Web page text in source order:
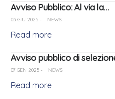
Avviso Pubblico: Al via la…
03 GIU 2025 - NEWS
Read more
Avviso pubblico di
07 GEN 2025 - NEWS
Read more